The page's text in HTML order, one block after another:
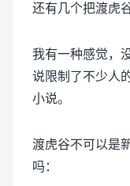
还有几个把渡虎
我有一种感觉，
说限制了不少人
小说。
渡虎谷不可以是
吗：